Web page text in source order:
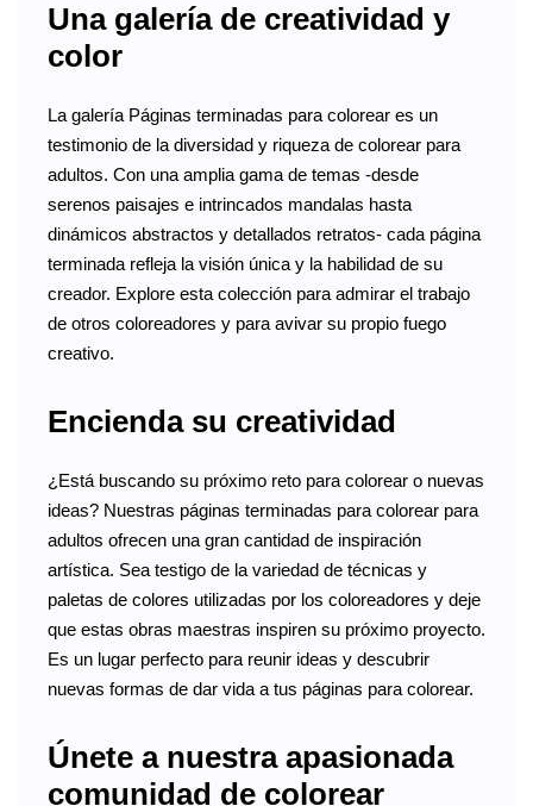
Una galería de creatividad y
color
La galería Páginas terminadas para colorear es un
testimonio de la diversidad y riqueza de colorear para
adultos. Con una amplia gama de temas -desde
serenos paisajes e intrincados mandalas hasta
dinámicos abstractos y detallados retratos- cada página
terminada refleja la visión única y la habilidad de su
creador. Explore esta colección para admirar el trabajo
de otros coloreadores y para avivar su propio fuego
creativo.
Encienda su creatividad
¿Está buscando su próximo reto para colorear o nuevas
ideas? Nuestras páginas terminadas para colorear para
adultos ofrecen una gran cantidad de inspiración
artística. Sea testigo de la variedad de técnicas y
paletas de colores utilizadas por los coloreadores y deje
que estas obras maestras inspiren su próximo proyecto.
Es un lugar perfecto para reunir ideas y descubrir
nuevas formas de dar vida a tus páginas para colorear.
Únete a nuestra apasionada
comunidad de colorear